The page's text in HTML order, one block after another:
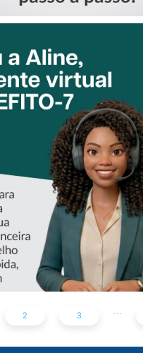
A
VIRTUAL
CREFITO-7
2 3 ...